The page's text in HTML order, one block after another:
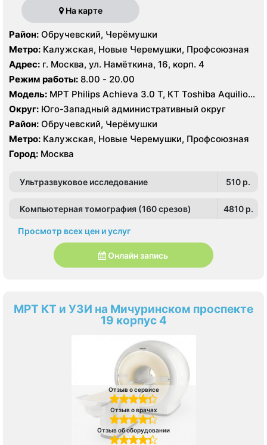
На карте
Район: Обручевский, Черёмушки
Метро: Калужская, Новые Черемушки, Профсоюзная
Адрес: г. Москва, ул. Намёткина, 16, корп. 4
Режим работы: 8.00 - 20.00
Модель: МРТ Philips Achieva 3.0 T, КТ Toshiba Aquilion
Prime 160 срезов УЗИ GE Logiq-9, Philips iU22, Philips
HDI 5000
Округ: Юго-Западный административный округ
Район: Обручевский, Черёмушки
Метро: Калужская, Новые Черемушки, Профсоюзная
Город: Москва
Ультразвуковое исследование 510 p.
Компьютерная томография (160 срезов) 4810 p.
Просмотр всех цен и услуг
Онлайн запись
МРТ КТ и УЗИ на Мичуринском проспекте
19 корпус 4
Отзыв о сервисе
Отзыв о врачах
Отзыв об оборудовании